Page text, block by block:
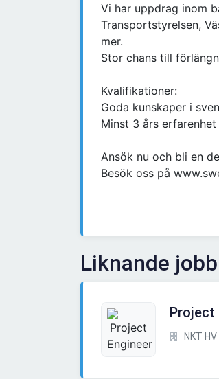
Vi har uppdrag inom
Transportstyrelsen,
mer.
Stor chans till
Kvalifikationer:
Goda kunskaper i
Minst 3 års erfarenhet
Ansök nu och bli en
Besök oss på
Liknande jobb
Project
NKT